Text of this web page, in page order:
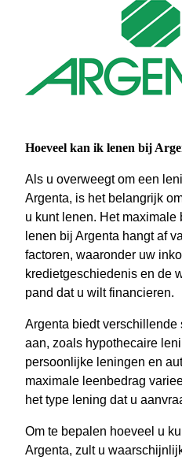
Hoeveel kan ik lenen bij
Als u overweegt om een
Argenta, is het belangrijk
u kunt lenen. Het maximale
lenen bij Argenta hangt af
factoren, waaronder uw
kredietgeschiedenis en de
pand dat u wilt financieren.
Argenta biedt verschillende
aan, zoals hypothecaire
persoonlijke leningen en
maximale leenbedrag
het type lening dat u
Om te bepalen hoeveel u
Argenta, zult u